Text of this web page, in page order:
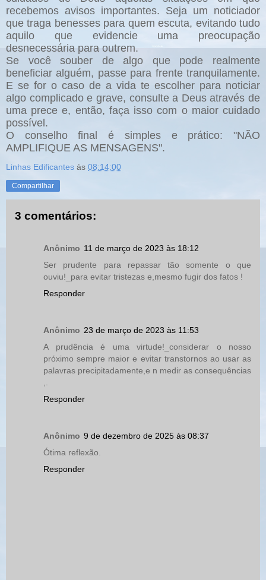
recebemos avisos importantes. Seja um noticiador
que traga benesses para quem escuta, evitando tudo
aquilo que evidencie uma preocupação
desnecessária para outrem.
Se você souber de algo que pode realmente
beneficiar alguém, passe para frente tranquilamente.
E se for o caso de a vida te escolher para noticiar
algo complicado e grave, consulte a Deus através de
uma prece e, então, faça isso com o maior cuidado
possível.
O conselho final é simples e prático: "NÃO
AMPLIFIQUE AS MENSAGENS".
Linhas Edificantes às 08:14:00
Compartilhar
3 comentários:
Anônimo 11 de março de 2023 às 18:12
Ser prudente para repassar tão somente o que
ouviu!_para evitar tristezas e,mesmo fugir dos fatos !
Responder
Anônimo 23 de março de 2023 às 11:53
A prudência é uma virtude!_considerar o nosso
próximo sempre maior e evitar transtornos ao usar as
palavras precipitadamente,e n medir as consequências
Responder
Anônimo 9 de dezembro de 2025 às 08:37
Ótima reflexão.
Responder